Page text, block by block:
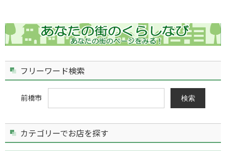
フリーワード検索
前橋市 検索
カテゴリーでお店を探す